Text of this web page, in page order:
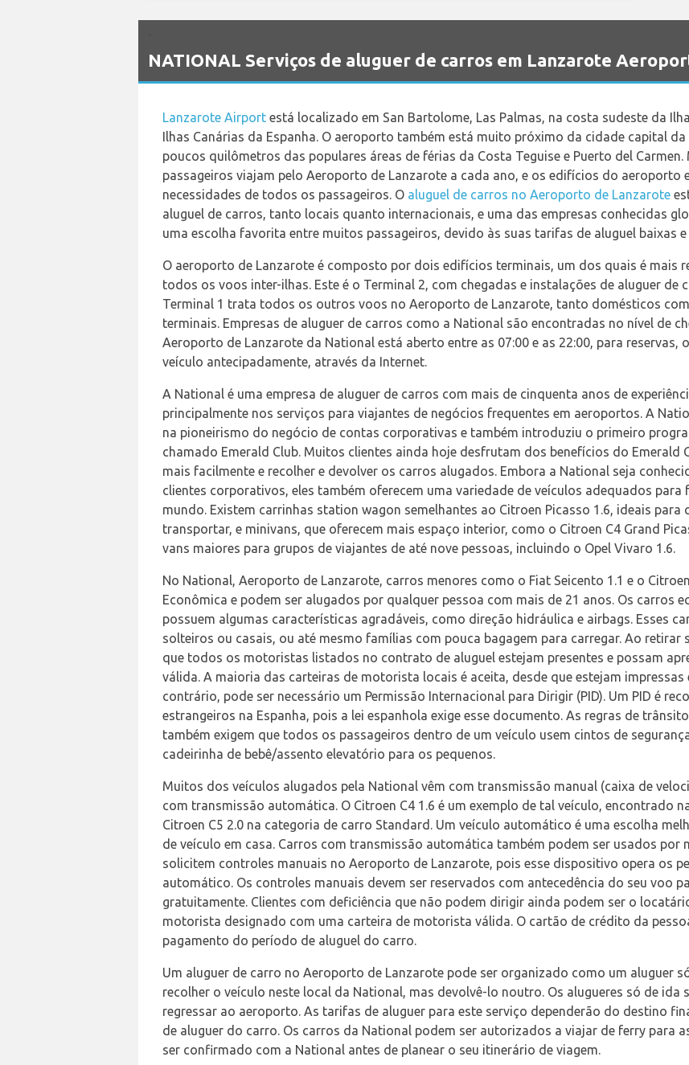
NATIONAL Serviços de aluguer de carros em Lanzarote
Lanzarote Airport está localizado em San Bartolome, Las Palmas, na costa sudeste da
Ilhas Canárias da Espanha. O aeroporto também está muito próximo da cidade capital
poucos quilômetros das populares áreas de férias da Costa Teguise e Puerto del
passageiros viajam pelo Aeroporto de Lanzarote a cada ano, e os edifícios do aeroporto
necessidades de todos os passageiros. O aluguel de carros no Aeroporto de Lanzarote
aluguel de carros, tanto locais quanto internacionais, e uma das empresas conhecidas
uma escolha favorita entre muitos passageiros, devido às suas tarifas de aluguel baixas
O aeroporto de Lanzarote é composto por dois edifícios terminais, um dos quais é mais
todos os voos inter-ilhas. Este é o Terminal 2, com chegadas e instalações de aluguer
Terminal 1 trata todos os outros voos no Aeroporto de Lanzarote, tanto domésticos
terminais. Empresas de aluguer de carros como a National são encontradas no nível de
Aeroporto de Lanzarote da National está aberto entre as 07:00 e as 22:00, para reservas,
veículo antecipadamente, através da Internet.
A National é uma empresa de aluguer de carros com mais de cinquenta anos de
principalmente nos serviços para viajantes de negócios frequentes em aeroportos. A
na pioneirismo do negócio de contas corporativas e também introduziu o primeiro
chamado Emerald Club. Muitos clientes ainda hoje desfrutam dos benefícios do Emerald
mais facilmente e recolher e devolver os carros alugados. Embora a National seja
clientes corporativos, eles também oferecem uma variedade de veículos adequados
mundo. Existem carrinhas station wagon semelhantes ao Citroen Picasso 1.6, ideais para
transportar, e minivans, que oferecem mais espaço interior, como o Citroen C4 Grand
vans maiores para grupos de viajantes de até nove pessoas, incluindo o Opel Vivaro 1.6.
No National, Aeroporto de Lanzarote, carros menores como o Fiat Seicento 1.1 e o
Econômica e podem ser alugados por qualquer pessoa com mais de 21 anos. Os carros
possuem algumas características agradáveis, como direção hidráulica e airbags. Esses
solteiros ou casais, ou até mesmo famílias com pouca bagagem para carregar. Ao
que todos os motoristas listados no contrato de aluguel estejam presentes e possam
válida. A maioria das carteiras de motorista locais é aceita, desde que estejam
contrário, pode ser necessário um Permissão Internacional para Dirigir (PID). Um PID é
estrangeiros na Espanha, pois a lei espanhola exige esse documento. As regras de
também exigem que todos os passageiros dentro de um veículo usem cintos de
cadeirinha de bebê/assento elevatório para os pequenos.
Muitos dos veículos alugados pela National vêm com transmissão manual (caixa de
com transmissão automática. O Citroen C4 1.6 é um exemplo de tal veículo, encontrado
Citroen C5 2.0 na categoria de carro Standard. Um veículo automático é uma escolha
de veículo em casa. Carros com transmissão automática também podem ser usados
solicitem controles manuais no Aeroporto de Lanzarote, pois esse dispositivo opera os
automático. Os controles manuais devem ser reservados com antecedência do seu voo
gratuitamente. Clientes com deficiência que não podem dirigir ainda podem ser o
motorista designado com uma carteira de motorista válida. O cartão de crédito da
pagamento do período de aluguel do carro.
Um aluguer de carro no Aeroporto de Lanzarote pode ser organizado como um aluguer
recolher o veículo neste local da National, mas devolvê-lo noutro. Os alugueres só de ida
regressar ao aeroporto. As tarifas de aluguer para este serviço dependerão do destino
de aluguer do carro. Os carros da National podem ser autorizados a viajar de ferry para
ser confirmado com a National antes de planear o seu itinerário de viagem.